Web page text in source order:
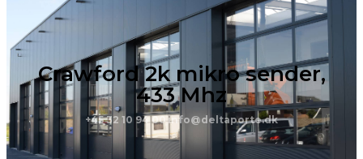
Crawford 2k mikro sender,
433 Mhz
+45 32 10 94 00 info@deltaporte.dk